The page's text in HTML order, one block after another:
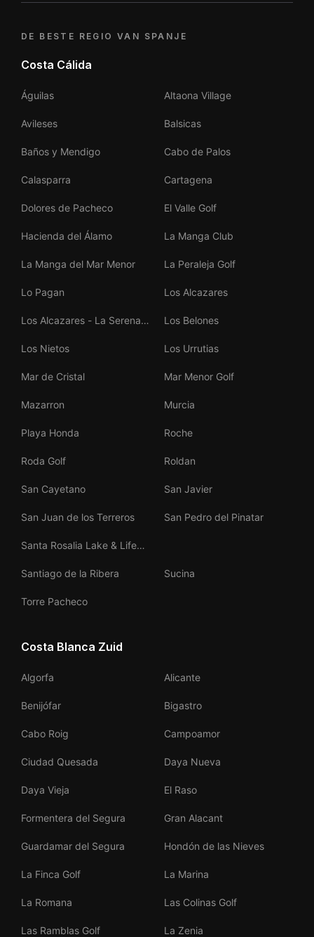
DE BESTE REGIO VAN SPANJE
Costa Cálida
Águilas Altaona Village
Avileses Balsicas
Baños y Mendigo Cabo de Palos
Calasparra Cartagena
Dolores de Pacheco El Valle Golf
Hacienda del Álamo La Manga Club
La Manga del Mar Menor La Peraleja Golf
Lo Pagan Los Alcazares
Los Alcazares - La Serena
Los Belones
Los Nietos Los Urrutias
Mar de Cristal Mar Menor Golf
Mazarron Murcia
Playa Honda Roche
Roda Golf Roldan
San Cayetano San Javier
San Juan de los Terreros San Pedro del Pinatar
Santa Rosalia Lake & Life
Santiago de la Ribera
Sucina
Torre Pacheco
Costa Blanca Zuid
Algorfa Alicante
Benijófar Bigastro
Cabo Roig Campoamor
Ciudad Quesada Daya Nueva
Daya Vieja El Raso
Formentera del Segura Gran Alacant
Guardamar del Segura Hondón de las Nieves
La Finca Golf La Marina
La Romana Las Colinas Golf
Las Ramblas Golf La Zenia